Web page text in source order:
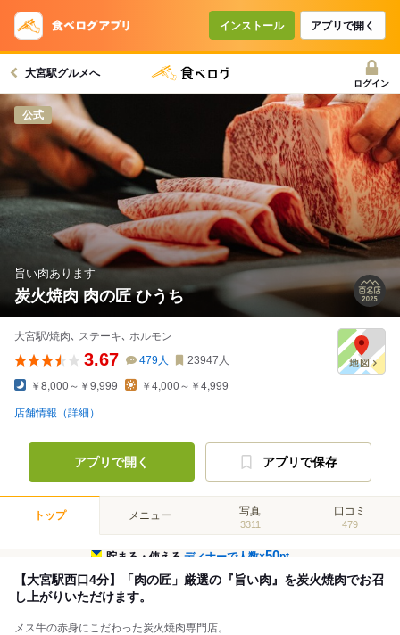
インストール アプリで開く
大宮駅グルメへ
ログイン
公式
旨い肉あります
炭火焼肉 肉の匠 ひうち
大宮駅/焼肉､ ステーキ､ ホルモン
3.67 479人 23947 人
￥8,000～￥9,999 ￥4,000～￥4,999
店舗情報（詳細）
アプリで開く アプリで保存
トップ メニュー 写真
3311
口コミ
479
貯まる・使えるディナーで人数×50pt
【大宮駅西口4分】「肉の匠」厳選の『旨い肉』を炭火焼肉でお召
し上がりいただけます。
メス牛の赤身にこだわった炭火焼肉専門店。
コースで使えるクーポン
戻る
クーポンを利用せず予約する